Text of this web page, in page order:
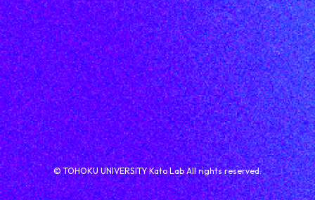
©︎ TOHOKU UNIVERSITY Kato Lab All rights reserved.